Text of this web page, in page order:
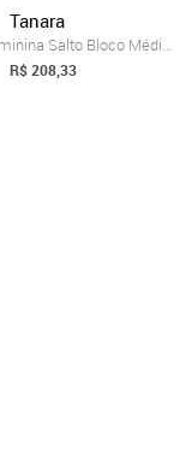
Tanara
Sandália Feminina Salto Bloco Médio Tram...
R$ 208,33